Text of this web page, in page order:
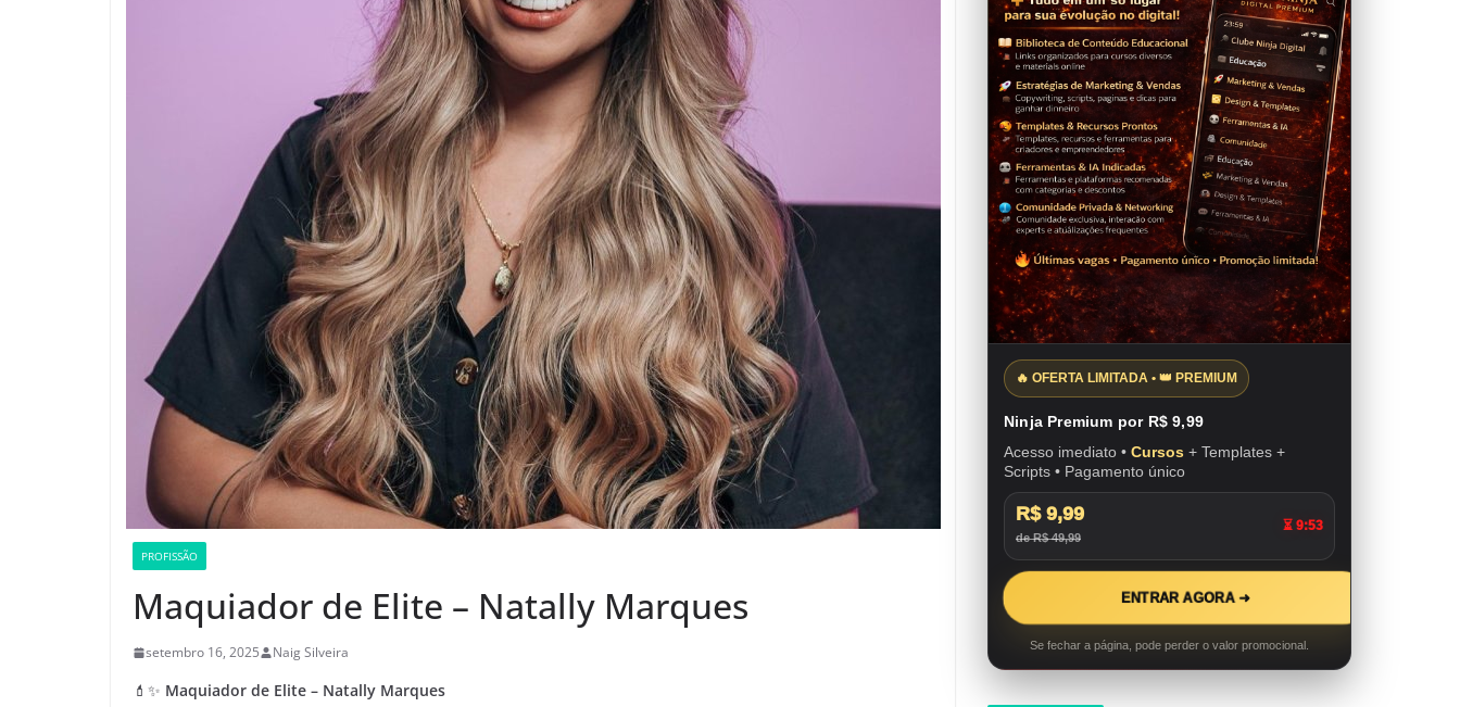
PROFISSÃO
Maquiador de Elite – Natally Marques
setembro 16, 2025 Naig Silveira
💄✨ Maquiador de Elite – Natally Marques
🔥 OFERTA LIMITADA • 👑 PREMIUM
Ninja Premium por R$ 9,99
Acesso imediato • Cursos + Templates +
Scripts • Pagamento único
R$ 9,99
de R$ 49,99
⏳ 9:52
ENTRAR AGORA ➜
Se fechar a página, pode perder o valor promocional.